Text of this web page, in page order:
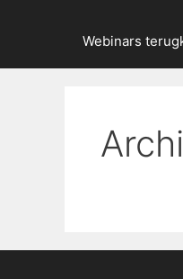
Webinars